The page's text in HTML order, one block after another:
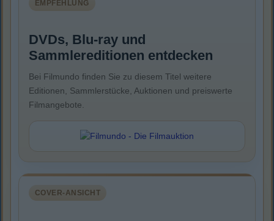
EMPFEHLUNG
DVDs, Blu-ray und
Sammlereditionen entdecken
Bei Filmundo finden Sie zu diesem Titel weitere
Editionen, Sammlerstücke, Auktionen und preiswerte
Filmangebote.
COVER-ANSICHT